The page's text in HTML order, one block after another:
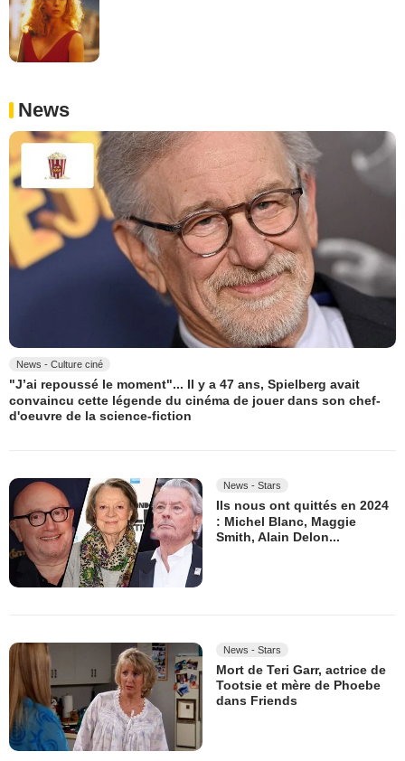
News
News - Culture ciné
"J’ai repoussé le moment"... Il y a 47 ans, Spielberg avait
convaincu cette légende du cinéma de jouer dans son chef-
d'oeuvre de la science-fiction
News - Stars
Ils nous ont quittés en 2024
: Michel Blanc, Maggie
Smith, Alain Delon...
News - Stars
Mort de Teri Garr, actrice de
Tootsie et mère de Phoebe
dans Friends